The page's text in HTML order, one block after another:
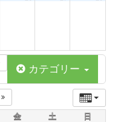
カテゴリー
金 土 日